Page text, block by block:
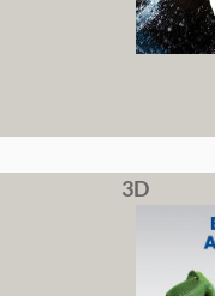
3D